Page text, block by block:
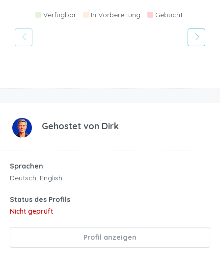
Verfügbar In Vorbereitung Gebucht
Gehostet von Dirk
Sprachen
Deutsch, English
Status des Profils
Nicht geprüft
Profil anzeigen